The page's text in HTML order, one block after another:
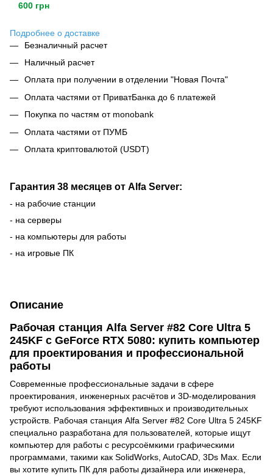
600 грн
Подробнее о доставке
Безналичный расчет
Наличный расчет
Оплата при получении в отделении "Новая Почта"
Оплата частями от ПриватБанка до 6 платежей
Покупка по частям от monobank
Оплата частями от ПУМБ
Оплата криптовалютой (USDT)
Гарантия 38 месяцев от Alfa Server:
- на рабочие станции
- на серверы
- на компьютеры для работы
- на игровые ПК
Описание
Рабочая станция Alfa Server #82 Core Ultra 5
245KF с GeForce RTX 5080: купить компьютер
для проектирования и профессиональной
работы
Современные профессиональные задачи в сфере
проектирования, инженерных расчётов и 3D-моделирования
требуют использования эффективных и производительных
устройств. Рабочая станция Alfa Server #82 Core Ultra 5 245KF
специально разработана для пользователей, которые ищут
компьютер для работы с ресурсоёмкими графическими
программами, такими как SolidWorks, AutoCAD, 3Ds Max. Если
вы хотите купить ПК для работы дизайнера или инженера,